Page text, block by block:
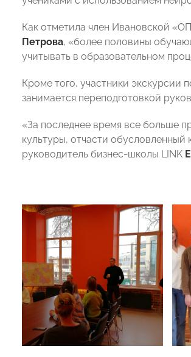
Как отметила член Ивановской
Петрова, «более половины
учитывать в образовательном
Кроме того, участники экскурсии
занимается переподготовкой
«За последнее время все больше
культуры, отчасти
руководитель бизнес-школы LINK